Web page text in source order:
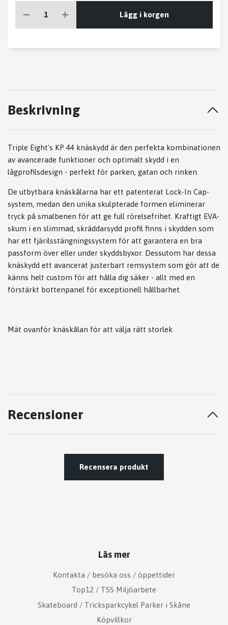
Lägg i korgen
Beskrivning
Triple Eight's KP 44 knäskydd är den perfekta kombinationen
av avancerade funktioner och optimalt skydd i en
lågprofilsdesign - perfekt för parken, gatan och rinken.
De utbytbara knäskålarna har ett patenterat Lock-In Cap-
system, medan den unika skulpterade formen eliminerar
tryck på smalbenen för att ge full rörelsefrihet. Kraftigt EVA-
skum i en slimmad, skräddarsydd profil finns i skydden som
har ett fjärilsstängningssystem för att garantera en bra
passform över eller under skyddsbyxor. Dessutom har dessa
knäskydd ett avancerat justerbart remsystem som gör att de
känns helt custom för att hålla dig säker - allt med en
förstärkt bottenpanel för exceptionell hållbarhet.
Mät ovanför knäskålan för att välja rätt storlek
Recensioner
Recensera produkt
Läs mer
Kontakta / besöka oss / öppettider
Top12 / TSS Miljöarbete
Skateboard / Tricksparkcykel Parker i Skåne
Köpvillkor